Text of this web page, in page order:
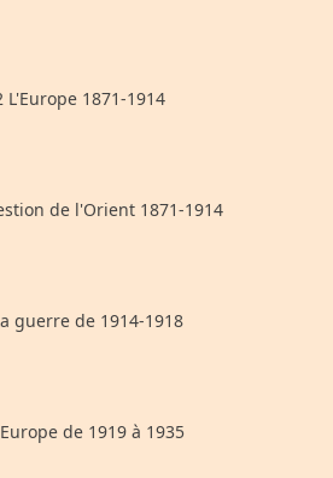
L'Europe 1871-1914
de l'Orient 1871-1914
guerre de 1914-1918
de 1919 à 1935